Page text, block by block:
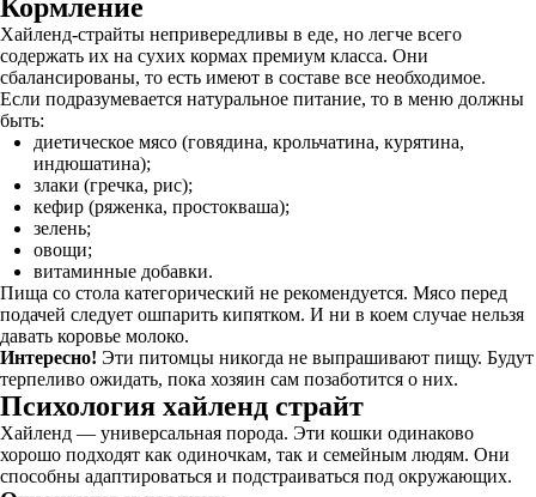
Кормление
Хайленд-страйты непривередливы в еде, но легче всего
содержать их на сухих кормах премиум класса. Они
сбалансированы, то есть имеют в составе все необходимое.
Если подразумевается натуральное питание, то в меню должны
быть:
диетическое мясо (говядина, крольчатина, курятина,
индюшатина);
злаки (гречка, рис);
кефир (ряженка, простокваша);
зелень;
овощи;
витаминные добавки.
Пища со стола категорический не рекомендуется. Мясо перед
подачей следует ошпарить кипятком. И ни в коем случае нельзя
давать коровье молоко.
Интересно! Эти питомцы никогда не выпрашивают пищу. Будут
терпеливо ожидать, пока хозяин сам позаботится о них.
Психология хайленд страйт
Хайленд — универсальная порода. Эти кошки одинаково
хорошо подходят как одиночкам, так и семейным людям. Они
способны адаптироваться и подстраиваться под окружающих.